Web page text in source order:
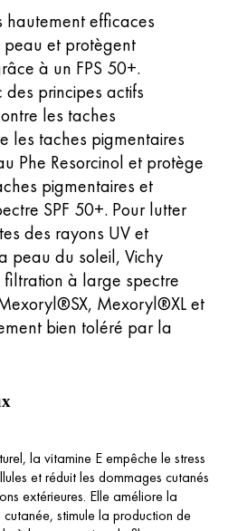
hautement efficaces
et protègent
à un FPS 50+.
des principes actifs
les taches
les taches pigmentaires
Phe Resorcinol et protège
pigmentaires et
SPF 50+. Pour lutter
des rayons UV et
peau du soleil, Vichy
à large spectre
Mexoryl®XL et
bien toléré par la
la vitamine E empêche le stress
et réduit les dommages cutanés
extérieures. Elle améliore la
stimule la production de